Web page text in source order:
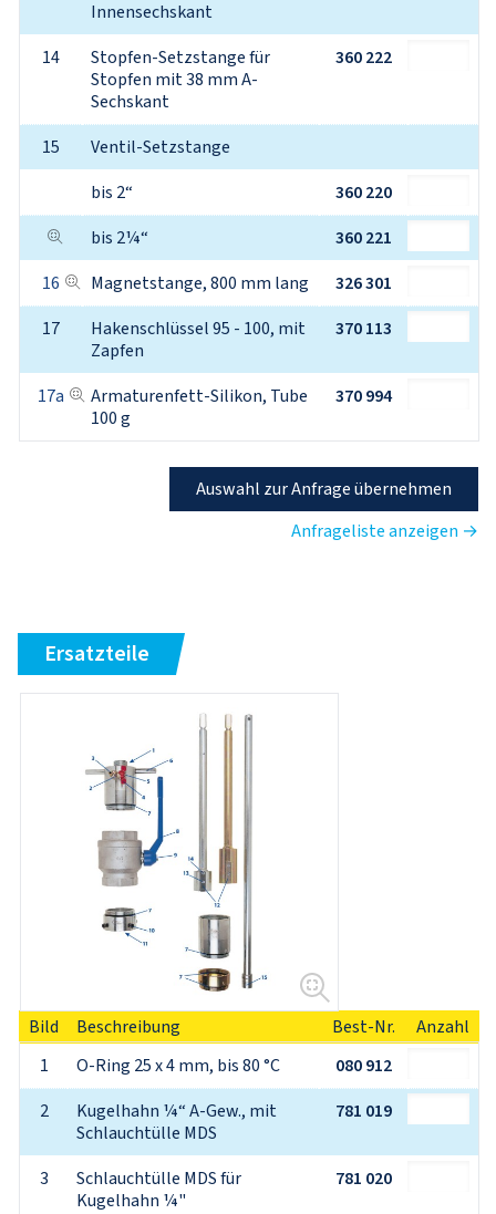
Innensechskant
14
Stopfen-Setzstange für
Stopfen mit 38 mm A-
Sechskant
360 222
15
Ventil-Setzstange
bis 2“
360 220
bis 2¼“
360 221
16
Magnetstange, 800 mm lang
326 301
17
Hakenschlüssel 95 - 100, mit
Zapfen
370 113
17a
Armaturenfett-Silikon, Tube
100 g
370 994
Auswahl zur Anfrage übernehmen
Anfrageliste anzeigen →
Ersatzteile
Bild Beschreibung Best-Nr.
Anzahl
1
O-Ring 25 x 4 mm, bis 80 °C
080 912
2
Kugelhahn ¼“ A-Gew., mit
Schlauchtülle MDS
781 019
3
Schlauchtülle MDS für
Kugelhahn ¼"
781 020